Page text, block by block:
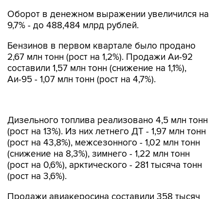
Оборот в денежном выражении увеличился на
9,7% - до 488,484 млрд рублей.
Бензинов в первом квартале было продано
2,67 млн тонн (рост на 1,2%). Продажи Аи-92
составили 1,57 млн тонн (снижение на 1,1%),
Аи-95 - 1,07 млн тонн (рост на 4,7%).
(рост на 43,8%), межсезонного - 1,02 млн тонн
(снижение на 8,3%), зимнего - 1,22 млн тонн
(рост на 0,6%), арктического - 281 тысяча тонн
(рост на 3,6%).
Продажи авиакеросина составили 358 тысяч